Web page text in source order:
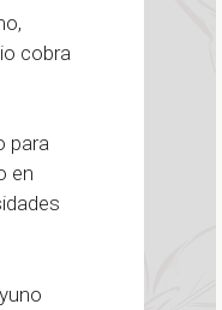
cobra
para
en